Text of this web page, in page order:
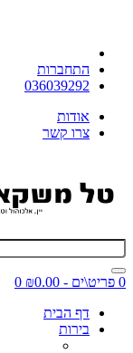
התחברות
036039292
אודות
צרו קשר
0 פריט\ים - ₪0.00
0
דף הבית
בירות